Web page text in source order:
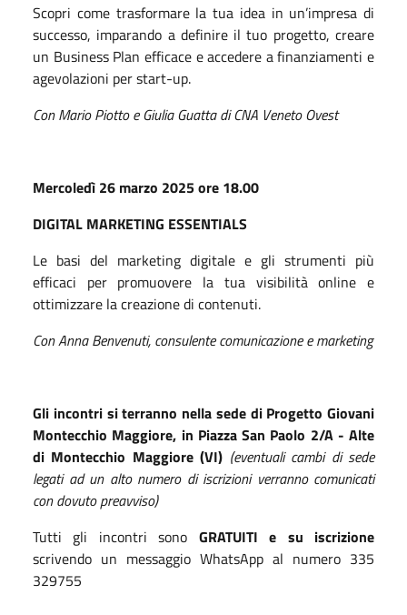
Scopri come trasformare la tua idea in un’impresa di
successo, imparando a definire il tuo progetto, creare
un Business Plan efficace e accedere a finanziamenti e
agevolazioni per start-up.
Con Mario Piotto e Giulia Guatta di CNA Veneto Ovest
Mercoledì 26 marzo 2025 ore 18.00
DIGITAL MARKETING ESSENTIALS
Le basi del marketing digitale e gli strumenti più
efficaci per promuovere la tua visibilità online e
ottimizzare la creazione di contenuti.
Con Anna Benvenuti, consulente comunicazione e marketing
Gli incontri si terranno nella sede di Progetto Giovani
Montecchio Maggiore, in Piazza San Paolo 2/A - Alte
di Montecchio Maggiore (VI) (eventuali cambi di sede
legati ad un alto numero di iscrizioni verranno comunicati
con dovuto preavviso)
Tutti gli incontri sono GRATUITI e su iscrizione
scrivendo un messaggio WhatsApp al numero 335
329755